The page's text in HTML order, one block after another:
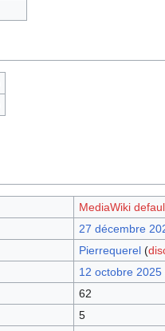
MediaWiki
27 décembre
Pierrequerel (
12 octobre 2025
62
5